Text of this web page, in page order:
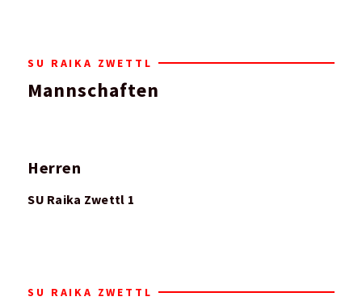
SU RAIKA ZWETTL
Mannschaften
Herren
SU Raika Zwettl 1
SU RAIKA ZWETTL